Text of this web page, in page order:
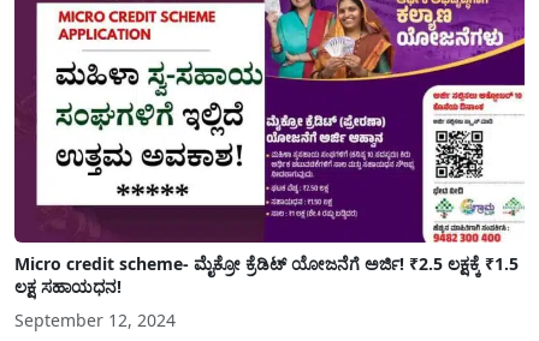
Micro credit scheme- ಮೈಕ್ರೋ ಕ್ರೆಡಿಟ್ ಯೋಜನೆಗೆ ಅರ್ಜಿ! ₹2.5 ಲಕ್ಷಕ್ಕೆ ₹1.5
ಲಕ್ಷ ಸಹಾಯಧನ!
September 12, 2024